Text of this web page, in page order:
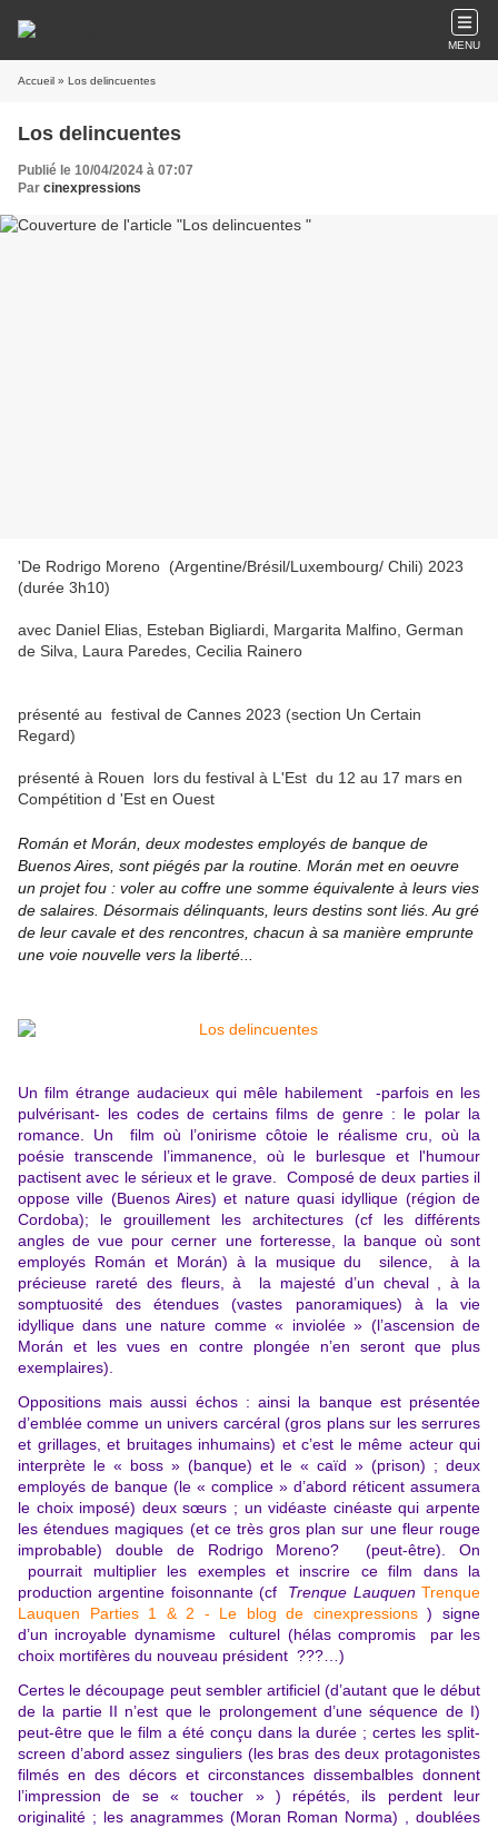
MENU
Accueil » Los delincuentes
Los delincuentes
Publié le 10/04/2024 à 07:07
Par cinexpressions
'De Rodrigo Moreno (Argentine/Brésil/Luxembourg/ Chili) 2023
(durée 3h10)
avec Daniel Elias, Esteban Bigliardi, Margarita Malfino, German
de Silva, Laura Paredes, Cecilia Rainero
présenté au festival de Cannes 2023 (section Un Certain
Regard)
présenté à Rouen lors du festival à L'Est du 12 au 17 mars en
Compétition d 'Est en Ouest
Román et Morán, deux modestes employés de banque de
Buenos Aires, sont piégés par la routine. Morán met en oeuvre
un projet fou : voler au coffre une somme équivalente à leurs vies
de salaires. Désormais délinquants, leurs destins sont liés. Au gré
de leur cavale et des rencontres, chacun à sa manière emprunte
une voie nouvelle vers la liberté...
Un film étrange audacieux qui mêle habilement -parfois en les
pulvérisant- les codes de certains films de genre : le polar la
romance. Un film où l’onirisme côtoie le réalisme cru, où la
poésie transcende l’immanence, où le burlesque et l'humour
pactisent avec le sérieux et le grave. Composé de deux parties il
oppose ville (Buenos Aires) et nature quasi idyllique (région de
Cordoba); le grouillement les architectures (cf les différents
angles de vue pour cerner une forteresse, la banque où sont
employés Román et Morán) à la musique du silence, à la
précieuse rareté des fleurs, à la majesté d’un cheval , à la
somptuosité des étendues (vastes panoramiques) à la vie
idyllique dans une nature comme « inviolée » (l’ascension de
Morán et les vues en contre plongée n’en seront que plus
exemplaires).
Oppositions mais aussi échos : ainsi la banque est présentée
d’emblée comme un univers carcéral (gros plans sur les serrures
et grillages, et bruitages inhumains) et c’est le même acteur qui
interprète le « boss » (banque) et le « caïd » (prison) ; deux
employés de banque (le « complice » d’abord réticent assumera
le choix imposé) deux sœurs ; un vidéaste cinéaste qui arpente
les étendues magiques (et ce très gros plan sur une fleur rouge
improbable) double de Rodrigo Moreno? (peut-être). On
pourrait multiplier les exemples et inscrire ce film dans la
production argentine foisonnante (cf Trenque LauquenTrenque
Lauquen Parties 1 & 2 - Le blog de cinexpressions) signe
d’un incroyable dynamisme culturel (hélas compromis par les
choix mortifères du nouveau président ???…)
Certes le découpage peut sembler artificiel (d’autant que le début
de la partie II n’est que le prolongement d’une séquence de I)
peut-être que le film a été conçu dans la durée ; certes les split-
screen d’abord assez singuliers (les bras des deux protagonistes
filmés en des décors et circonstances dissembalbles donnent
l’impression de se « toucher » ) répétés, ils perdent leur
originalité ; les anagrammes (Moran Roman Norma) , doublées